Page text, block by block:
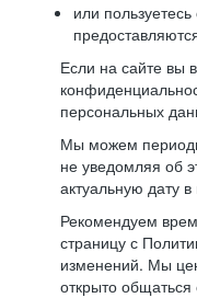
или
Если на сайте вы
персональных
Мы можем
не уведомляя об
актуальную дату
Рекомендуем
страницу с
изменений. Мы
открыто общаться